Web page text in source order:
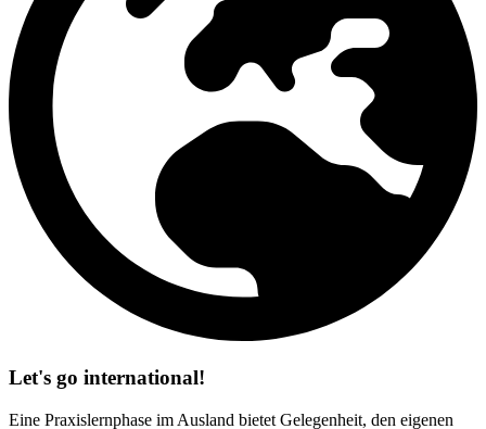
Let's go international!
Eine Praxislernphase im Ausland bietet Gelegenheit, den eigenen